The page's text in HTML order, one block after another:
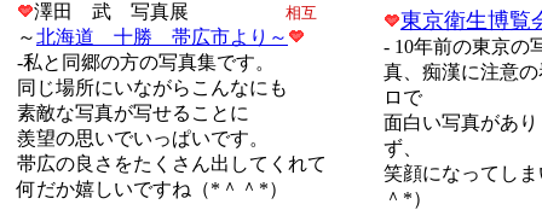
澤田 武 写真展 相互
～北海道 十勝 帯広市より～
-私と同郷の方の写真集です。
同じ場所にいながらこんなにも
素敵な写真が写せることに
羨望の思いでいっぱいです。
帯広の良さをたくさん出してくれて
何だか嬉しいですね（*＾＾*）
東京衛生博覧
- 10年前の東京の
真、痴漢に注意
ロで
面白い写真があ
ず、
笑顔になってし
＾*）